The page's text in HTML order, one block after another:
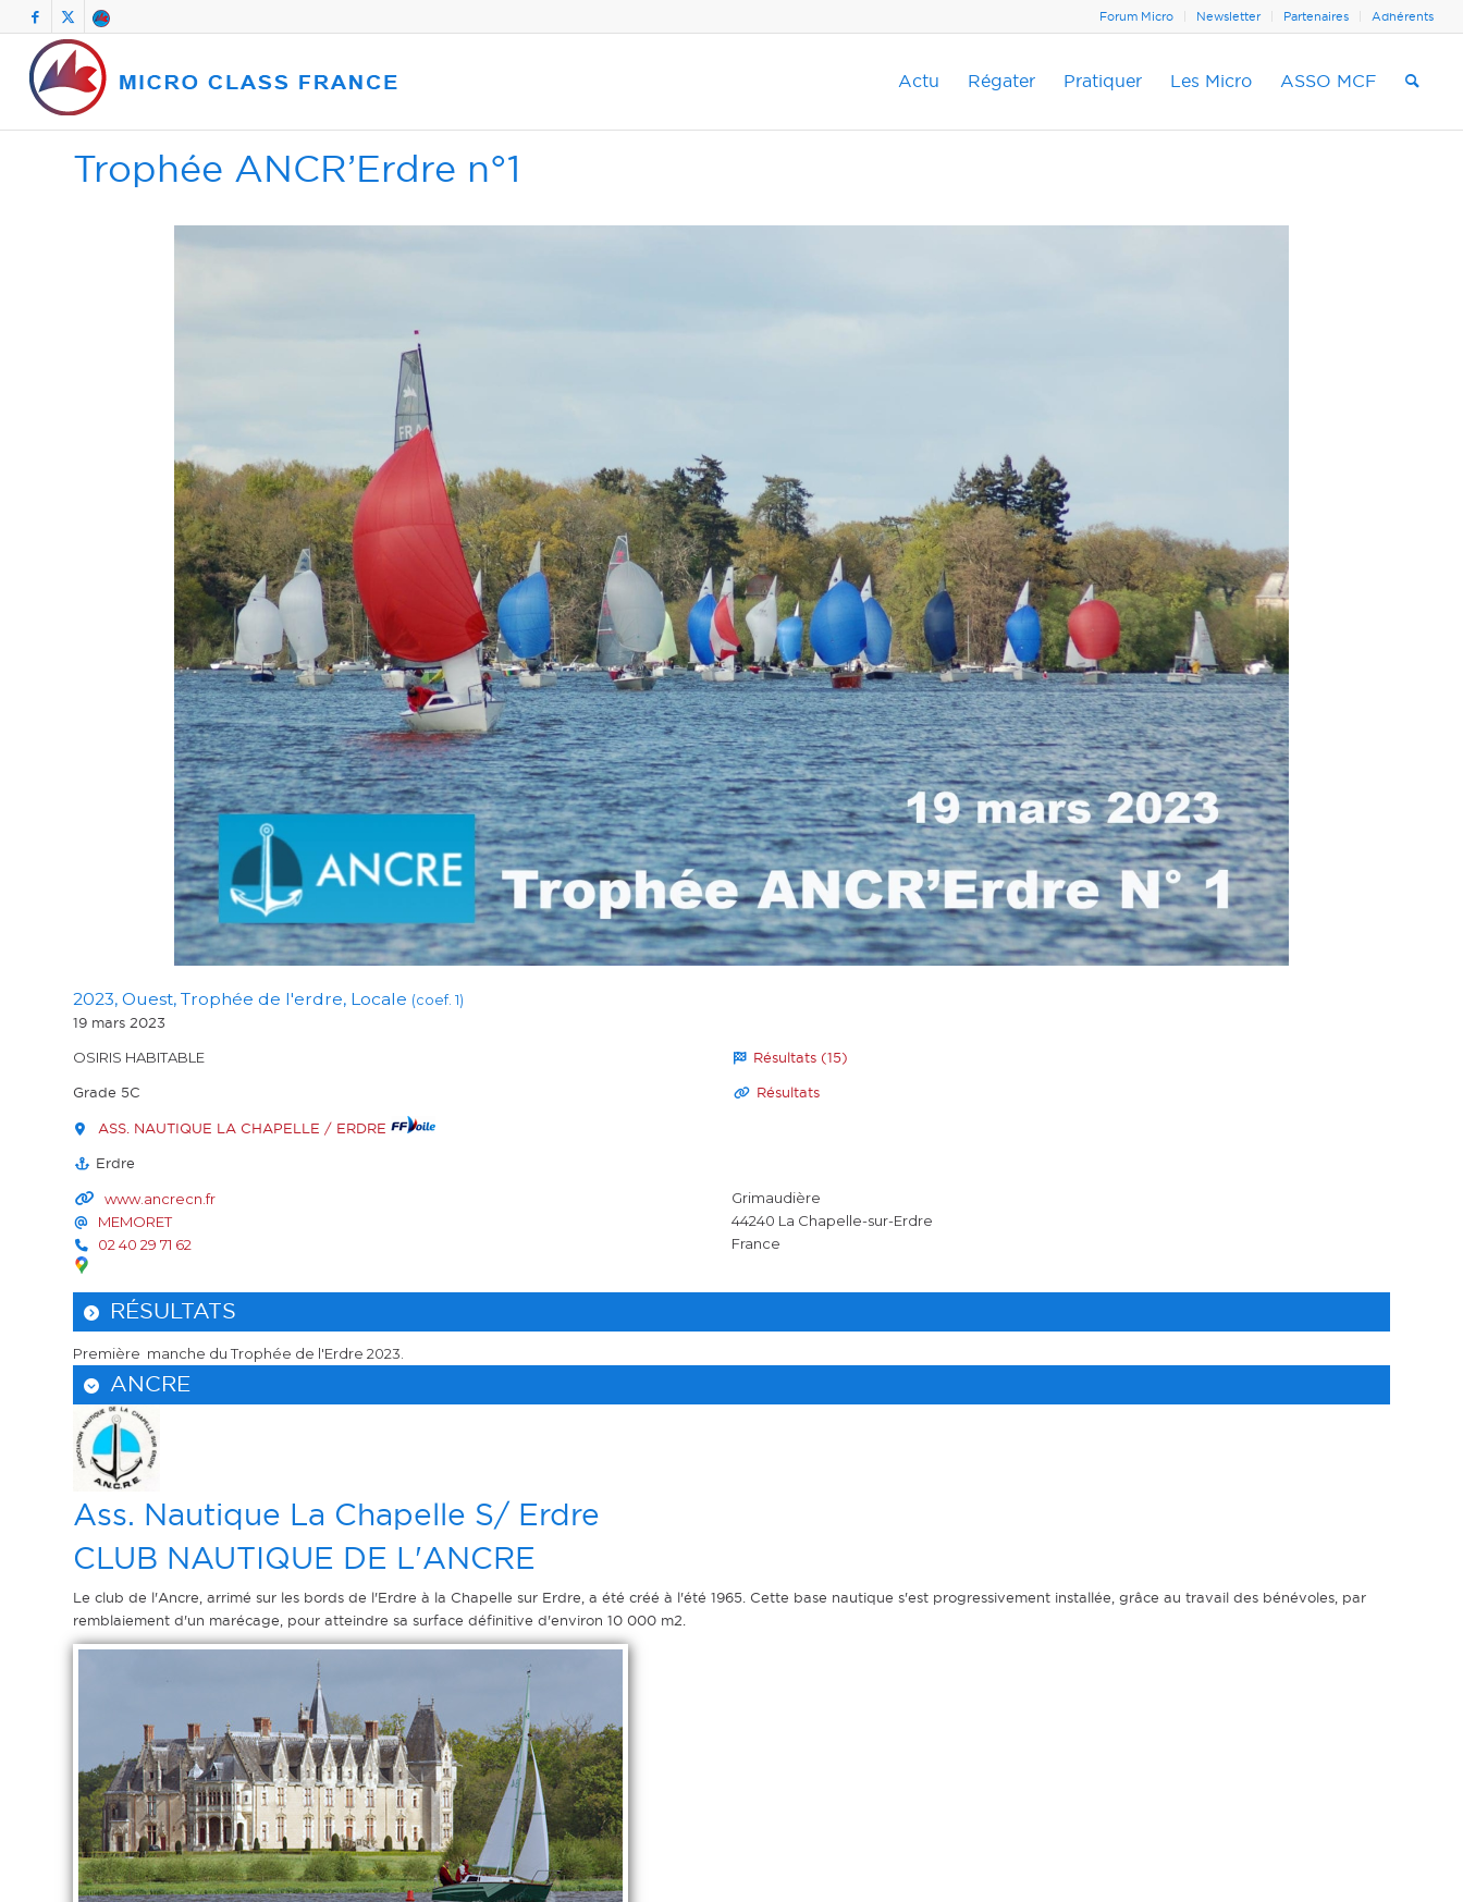
Forum Micro Newsletter Partenaires Adhérents
Actu Régater Pratiquer Les Micro ASSO MCF
Trophée ANCR’Erdre n°1
2023, Ouest, Trophée de l'erdre, Locale (coef. 1)
19 mars 2023
OSIRIS HABITABLE
Grade 5C
Résultats (15)
Résultats
ASS. NAUTIQUE LA CHAPELLE / ERDRE
Erdre
www.ancrecn.fr
MEMORET
02 40 29 71 62
Grimaudière
44240 La Chapelle-sur-Erdre
France
RÉSULTATS
Première manche du Trophée de l'Erdre 2023.
ANCRE
Ass. Nautique La Chapelle S/ Erdre
CLUB NAUTIQUE DE L'ANCRE
Le club de l'Ancre, arrimé sur les bords de l'Erdre à la Chapelle sur Erdre, a été créé à l'été 1965. Cette base nautique s'est progressivement installée, grâce au travail des bénévoles, par
remblaiement d'un marécage, pour atteindre sa surface définitive d'environ 10 000 m2.